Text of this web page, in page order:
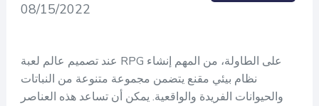
08/15/2022
عند تصميم عالم لعبة RPG على الطاولة، من المهم إنشاء
نظام بيئي مقنع يتضمن مجموعة متنوعة من النباتات
والحيوانات الفريدة والواقعية. يمكن أن تساعد هذه العناصر